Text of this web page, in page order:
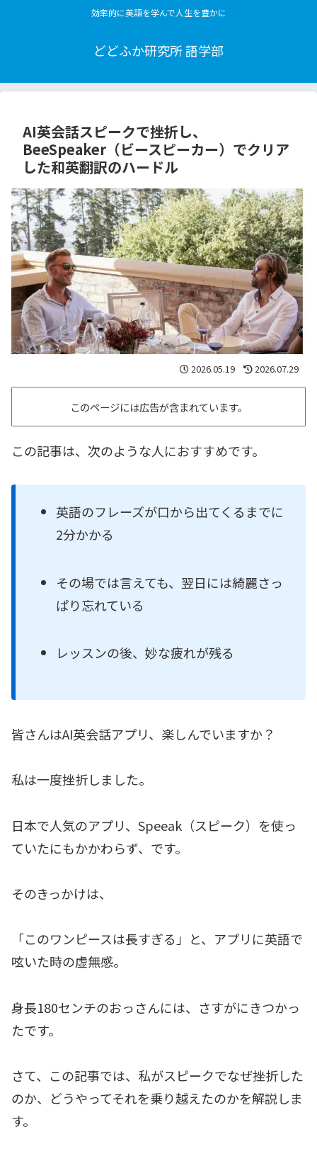
効率的に英語を学んで人生を豊かに
どどふか研究所 語学部
AI英会話スピークで挫折し、
BeeSpeaker（ビースピーカー）でクリア
した和英翻訳のハードル
2026.05.19 2026.07.29
このページには広告が含まれています。
この記事は、次のような人におすすめです。
英語のフレーズが口から出てくるまでに
2分かかる
その場では言えても、翌日には綺麗さっ
ぱり忘れている
レッスンの後、妙な疲れが残る
皆さんはAI英会話アプリ、楽しんでいますか？
私は一度挫折しました。
日本で人気のアプリ、Speeak（スピーク）を使っ
ていたにもかかわらず、です。
そのきっかけは、
「このワンピースは長すぎる」と、アプリに英語で
呟いた時の虚無感。
身長180センチのおっさんには、さすがにきつかっ
たです。
さて、この記事では、私がスピークでなぜ挫折した
のか、どうやってそれを乗り越えたのかを解説しま
す。